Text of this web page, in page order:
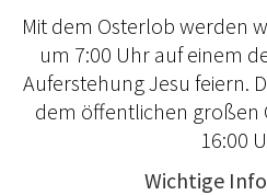
Mit dem Osterlob werden
um 7:00 Uhr auf einem
Auferstehung Jesu feiern.
dem öffentlichen großen
16:00
Wichtige